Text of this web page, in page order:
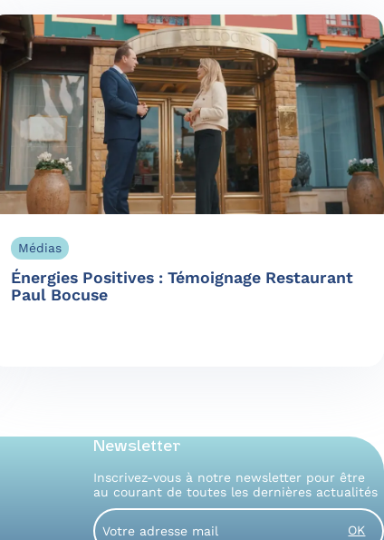
Médias
Énergies Positives : Témoignage Restaurant
Paul Bocuse
Newsletter
Inscrivez-vous à notre newsletter pour être
au courant de toutes les dernières actualités
Email